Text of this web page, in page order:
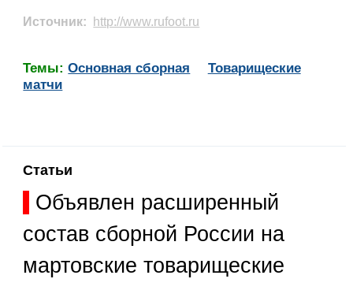
Источник: http://www.rufoot.ru
Темы:Основная сборная
Товарищеские
матчи
Статьи
Объявлен расширенный
состав сборной России на
мартовские товарищеские